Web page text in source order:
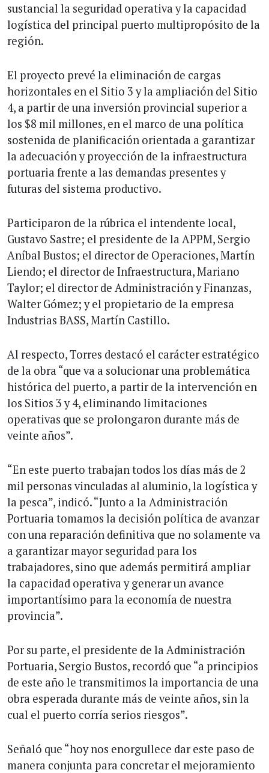
sustancial la seguridad operativa y la capacidad
logística del principal puerto multipropósito de la
región.
El proyecto prevé la eliminación de cargas
horizontales en el Sitio 3 y la ampliación del Sitio
4, a partir de una inversión provincial superior a
los $8 mil millones, en el marco de una política
sostenida de planificación orientada a garantizar
la adecuación y proyección de la infraestructura
portuaria frente a las demandas presentes y
futuras del sistema productivo.
Participaron de la rúbrica el intendente local,
Gustavo Sastre; el presidente de la APPM, Sergio
Aníbal Bustos; el director de Operaciones, Martín
Liendo; el director de Infraestructura, Mariano
Taylor; el director de Administración y Finanzas,
Walter Gómez; y el propietario de la empresa
Industrias BASS, Martín Castillo.
Al respecto, Torres destacó el carácter estratégico
de la obra “que va a solucionar una problemática
histórica del puerto, a partir de la intervención en
los Sitios 3 y 4, eliminando limitaciones
operativas que se prolongaron durante más de
veinte años”.
“En este puerto trabajan todos los días más de 2
mil personas vinculadas al aluminio, la logística y
la pesca”, indicó. “Junto a la Administración
Portuaria tomamos la decisión política de avanzar
con una reparación definitiva que no solamente va
a garantizar mayor seguridad para los
trabajadores, sino que además permitirá ampliar
la capacidad operativa y generar un avance
importantísimo para la economía de nuestra
provincia”.
Por su parte, el presidente de la Administración
Portuaria, Sergio Bustos, recordó que “a principios
de este año le transmitimos la importancia de una
obra esperada durante más de veinte años, sin la
cual el puerto corría serios riesgos”.
Señaló que “hoy nos enorgullece dar este paso de
manera conjunta para concretar el mejoramiento